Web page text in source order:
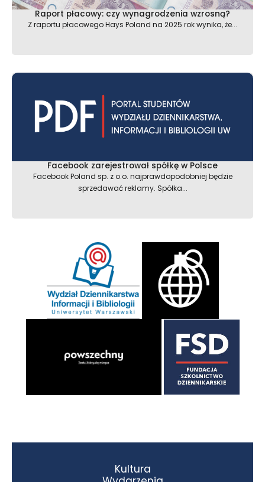
Raport płacowy: czy wynagrodzenia wzrosną?
Z raportu płacowego Hays Poland na 2025 rok wynika, że...
Facebook zarejestrował spółkę w Polsce
Facebook Poland sp. z o.o. najprawdopodobniej będzie
sprzedawać reklamy. Spółka...
Kultura